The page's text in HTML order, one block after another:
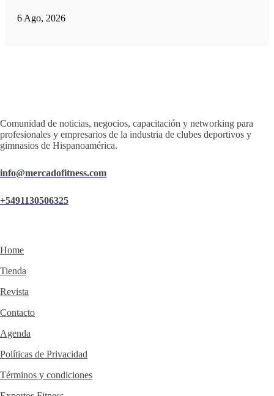
6 Ago, 2026
Comunidad de noticias, negocios, capacitación y networking para
profesionales y empresarios de la industria de clubes deportivos y
gimnasios de Hispanoamérica.
info@mercadofitness.com
+5491130506325
Home
Tienda
Revista
Contacto
Agenda
Políticas de Privacidad
Términos y condiciones